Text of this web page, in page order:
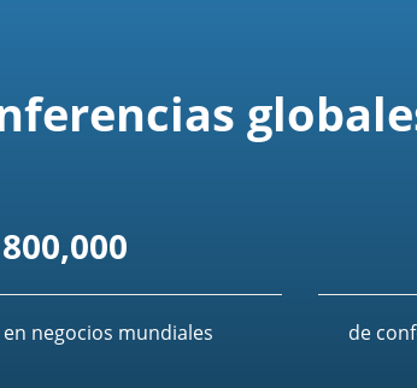
800,000
negocios mundiales de